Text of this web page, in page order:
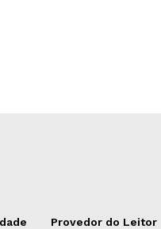
Provedor do Leitor